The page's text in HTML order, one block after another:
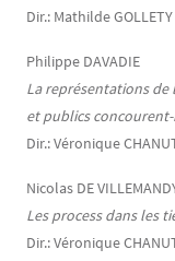
Dir.: Mathilde GOLLETY
Philippe DAVADIE
La représentations de
et publics
Dir.: Véronique
Nicolas DE
Les process dans les
Dir.: Véronique